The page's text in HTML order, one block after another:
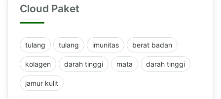
Cloud Paket
tulang tulang imunitas berat badan
kolagen darah tinggi mata darah tinggi
jamur kulit